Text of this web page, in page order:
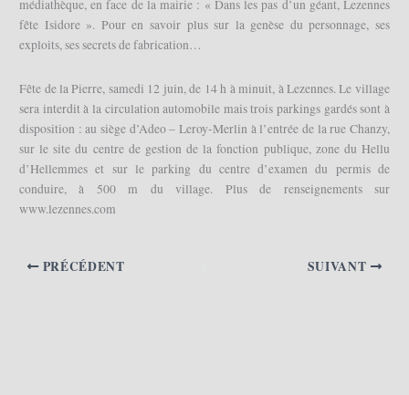
médiathèque, en face de la mairie : « Dans les pas d’un géant, Lezennes
fête Isidore ». Pour en savoir plus sur la genèse du personnage, ses
exploits, ses secrets de fabrication…
Fête de la Pierre, samedi 12 juin, de 14 h à minuit, à Lezennes. Le village
sera interdit à la circulation automobile mais trois parkings gardés sont à
disposition : au siège d’Adeo – Leroy-Merlin à l’entrée de la rue Chanzy,
sur le site du centre de gestion de la fonction publique, zone du Hellu
d’Hellemmes et sur le parking du centre d’examen du permis de
conduire, à 500 m du village. Plus de renseignements sur
www.lezennes.com
PRÉCÉDENT SUIVANT